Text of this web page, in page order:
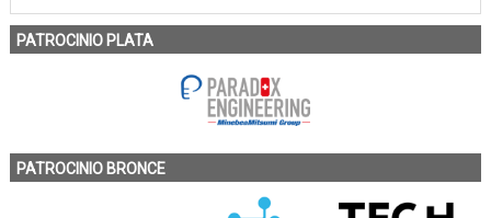
PATROCINIO PLATA
PATROCINIO BRONCE